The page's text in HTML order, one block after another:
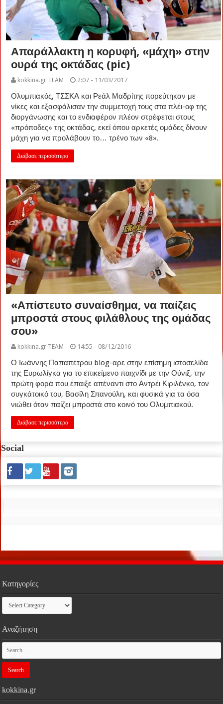
Απαράλλακτη η κορυφή, «μάχη» στην
ουρά της οκτάδας (pic)
kokkina.gr TEAM 2:07 - 11/03/2017
Ολυμπιακός, ΤΣΣΚΑ και Ρεάλ Μαδρίτης πορεύτηκαν με
νίκες και εξασφάλισαν την συμμετοχή τους στα πλέι-οφ της
διοργάνωσης και το ενδιαφέρον πλέον στρέφεται στους
«πρόποδες» της οκτάδας, εκεί όπου αρκετές ομάδες δίνουν
μάχη για να προλάβουν το… τρένο των «8».
Διάβασε περισσότερα
«Απίστευτο συναίσθημα, να παίζεις
μπροστά στους φιλάθλους της ομάδας
σου»
kokkina.gr TEAM 14:55 - 08/12/2016
Ο Ιωάννης Παπαπέτρου blog-αρε στην επίσημη ιστοσελίδα
της Ευρωλίγκα για το επικείμενο παιχνίδι με την Ούνιξ, την
πρώτη φορά που έπαιξε απέναντι στο Αντρέι Κιριλένκο, τον
συγκάτοικό του, Βασίλη Σπανούλη, και φυσικά για τα όσα
νιώθει όταν παίζει μπροστά στο κοινό του Ολυμπιακού.
Διάβασε περισσότερα
Social
Κατηγορίες
Κατηγορίες
Αναζήτηση
kokkina.gr